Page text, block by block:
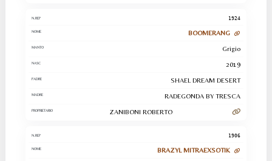
1924
BOOMERANG
Grigio
2019
SHAEL DREAM DESERT
RADEGONDA BY TRESCA
ZANIBONI ROBERTO
1906
BRAZYL MITRAEXSOTIK